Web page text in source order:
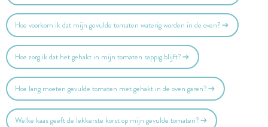
Hoe voorkom ik dat mijn gevulde tomaten waterig worden in de oven?
Hoe zorg ik dat het gehakt in mijn tomaten sappig blijft?
Hoe lang moeten gevulde tomaten met gehakt in de oven garen?
Welke kaas geeft de lekkerste korst op mijn gevulde tomaten?